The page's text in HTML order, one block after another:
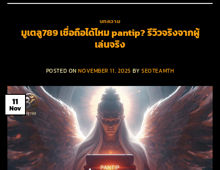
บทความ
มูเตลู789 เชื่อถือได้ไหม pantip? รีวิวจริงจากผู้
เล่นจริง
POSTED ONNOVEMBER 11, 2025 BYSEOTEAMTH
11
Nov